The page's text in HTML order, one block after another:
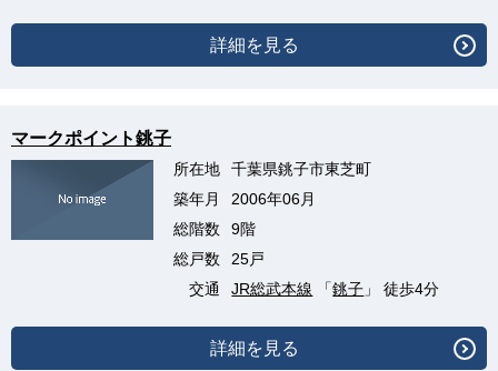
詳細を見る
マークポイント銚子
所在地
千葉県銚子市東芝町
築年月
2006年06月
総階数
9階
総戸数
25戸
交通
JR総武本線 「銚子 」 徒歩4分
詳細を見る